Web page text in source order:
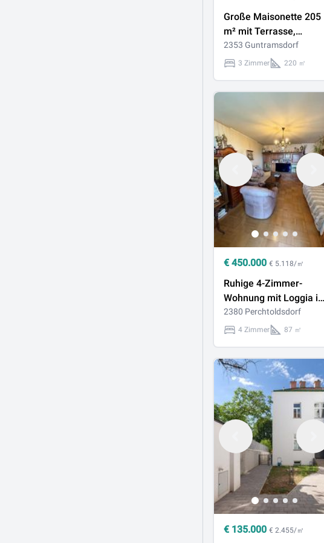
Große Maisonette 205
m² mit Terrasse,
Garage & Klima in TOP
Lage
2353 Guntramsdorf
3 Zimmer 220 ㎡
€ 450.000 € 5.118/㎡
Ruhige 4-Zimmer-
Wohnung mit Loggia in
Perchtoldsdorf
2380 Perchtoldsdorf
4 Zimmer 87 ㎡
€ 135.000 € 2.455/㎡